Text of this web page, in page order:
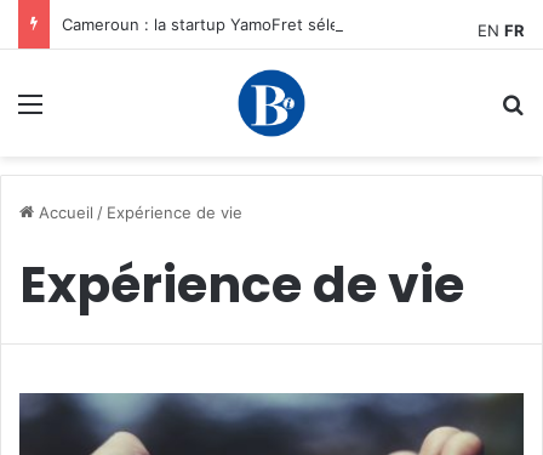
Cameroun : la startup YamoFret sélectionnée au programme HEC Challenge+ Afrique pour accélérer la transformation du fret en Afrique centrale
Accueil / Expérience de vie
Expérience de vie
EN FR